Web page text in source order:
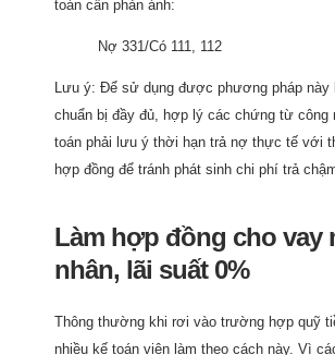
toán cần phản ánh:
Nợ 331/Có 111, 112
Lưu ý: Để sử dụng được phương pháp này
chuẩn bị đầy đủ, hợp lý các chứng từ công
toán phải lưu ý thời hạn trả nợ thực tế với
hợp đồng để tránh phát sinh chi phí trả
Làm hợp đồng cho vay
nhân, lãi suất 0%
Thông thường khi rơi vào trường hợp quỹ
nhiều kế toán viên làm theo cách này. Vì